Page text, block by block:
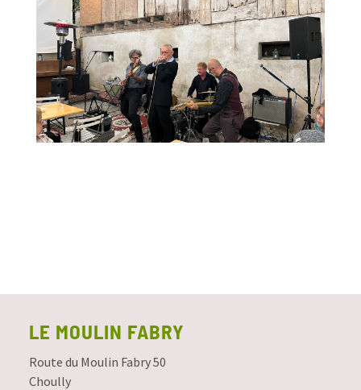
LE MOULIN FABRY
Route du Moulin Fabry 50
Choully